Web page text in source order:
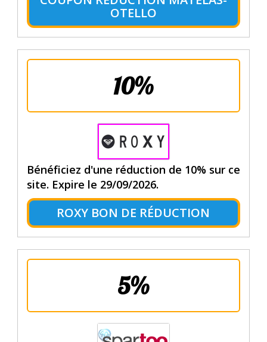
OTELLO
10%
Bénéficiez d'une réduction de 10% sur ce
site. Expire le 29/09/2026.
ROXY BON DE RÉDUCTION
5%